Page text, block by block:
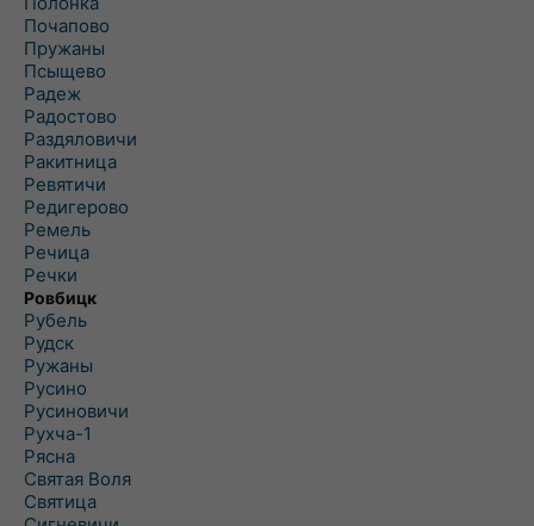
Почапово
Пружаны
Псыщево
Радеж
Радостово
Раздяловичи
Ракитница
Ревятичи
Редигерово
Ремель
Речица
Речки
Ровбицк
Рубель
Рудск
Ружаны
Русино
Русиновичи
Рухча-1
Рясна
Святая Воля
Святица